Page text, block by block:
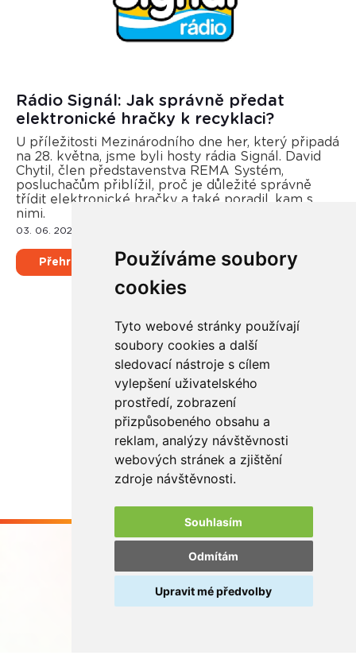
Používáme soubory
cookies
Tyto webové stránky používají
soubory cookies a další
sledovací nástroje s cílem
vylepšení uživatelského
prostředí, zobrazení
přizpůsobeného obsahu a
reklam, analýzy návštěvnosti
webových stránek a zjištění
zdroje návštěvnosti.
Souhlasím
Odmítám
Upravit mé předvolby
Rádio Signál: Jak správně předat
elektronické hračky k recyklaci?
U příležitosti Mezinárodního dne her, který připadá
na 28. května, jsme byli hosty rádia Signál. David
Chytil, člen představenstva REMA Systém,
posluchačům přiblížil, proč je důležité správně
třídit elektronické hračky a také poradil, kam s
nimi.
03. 06. 2024
Přehrát